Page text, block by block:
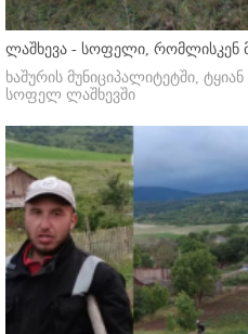
ლაშხევა - სოფელი, რომლისკენ
ხაშურის მუნიციპალიტეტში,
სოფელ ლაშხევში